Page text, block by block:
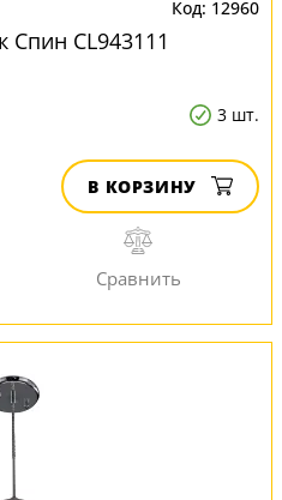
12960
Спин CL943111
3 шт.
В КОРЗИНУ